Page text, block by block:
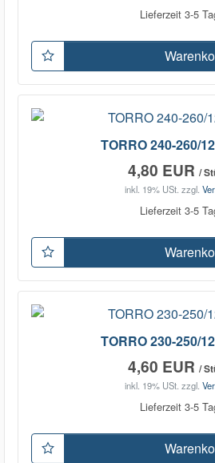
Lieferzeit 3-5
TORRO 240-260/
4,80 EUR /
inkl. 19% USt. zzgl.
Lieferzeit 3-5
TORRO 230-250/
4,60 EUR /
inkl. 19% USt. zzgl.
Lieferzeit 3-5